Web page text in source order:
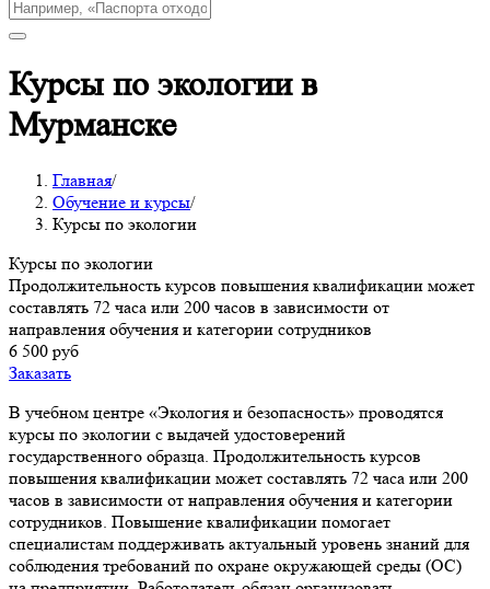
Курсы по экологии в
Мурманске
Главная/
Обучение и курсы/
Курсы по экологии
Курсы по экологии
Продолжительность курсов повышения квалификации может
составлять 72 часа или 200 часов в зависимости от
направления обучения и категории сотрудников
6 500 руб
Заказать
В учебном центре «Экология и безопасность» проводятся
курсы по экологии с выдачей удостоверений
государственного образца. Продолжительность курсов
повышения квалификации может составлять 72 часа или 200
часов в зависимости от направления обучения и категории
сотрудников. Повышение квалификации помогает
специалистам поддерживать актуальный уровень знаний для
соблюдения требований по охране окружающей среды (ОС)